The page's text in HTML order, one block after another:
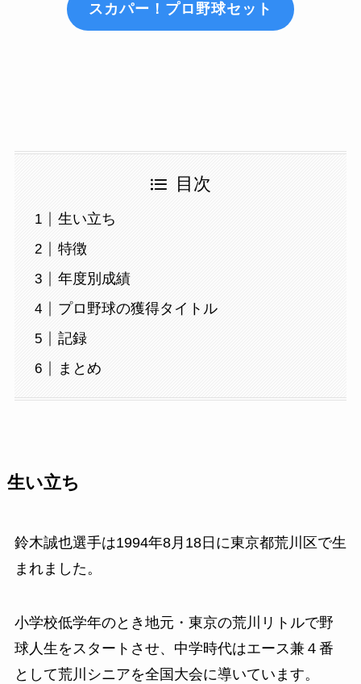
スカパー！プロ野球セット
目次
生い立ち
特徴
年度別成績
プロ野球の獲得タイトル
記録
まとめ
生い立ち
鈴木誠也選手は1994年8月18日に東京都荒川区で生
まれました。
小学校低学年のとき地元・東京の荒川リトルで野
球人生をスタートさせ、中学時代はエース兼４番
として荒川シニアを全国大会に導いています。